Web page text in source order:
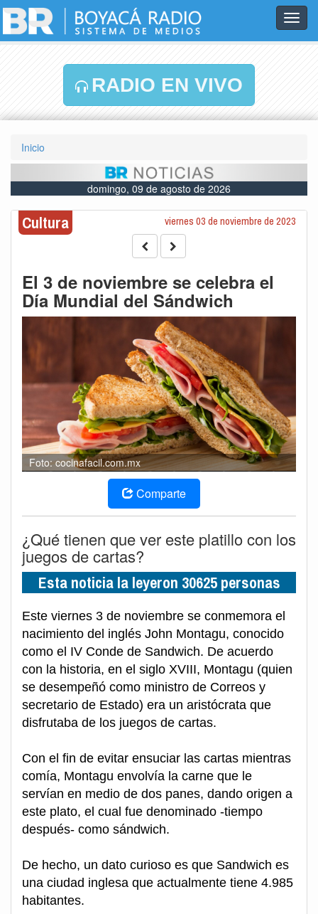
RADIO EN VIVO
Inicio
domingo, 09 de agosto de 2026
Cultura viernes 03 de noviembre de 2023
El 3 de noviembre se celebra el
Día Mundial del Sándwich
Foto: cocinafacil.com.mx
Comparte
¿Qué tienen que ver este platillo con los
juegos de cartas?
Esta noticia la leyeron 30625 personas
Este viernes 3 de noviembre se conmemora el
nacimiento del inglés John Montagu, conocido
como el IV Conde de Sandwich. De acuerdo
con la historia, en el siglo XVIII, Montagu (quien
se desempeñó como ministro de Correos y
secretario de Estado) era un aristócrata que
disfrutaba de los juegos de cartas.
Con el fin de evitar ensuciar las cartas mientras
comía, Montagu envolvía la carne que le
servían en medio de dos panes, dando origen a
este plato, el cual fue denominado -tiempo
después- como sándwich.
De hecho, un dato curioso es que Sandwich es
una ciudad inglesa que actualmente tiene 4.985
habitantes.